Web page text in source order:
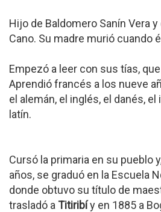
Hijo de Baldomero Sanín Vera
Cano. Su madre murió cuando
Empezó a leer con sus tías,
Aprendió francés a los nueve
el alemán, el inglés, el danés, el
latín.
Cursó la primaria en su pueblo
años, se graduó en la Escuela
donde obtuvo su título de
trasladó a Titiribíy en 1885 a